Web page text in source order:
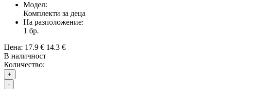
Модел:
Комплекти за деца
На разположение:
1 бр.
Цена: 17.9 € 14.3 €
В наличност
Количество:
+
-